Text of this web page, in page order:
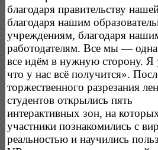
благодаря правительству
благодаря нашим
учреждениям, благодаря
работодателям. Все мы — одна
все идём в нужную сторону. Я
что у нас всё получится».
торжественного разрезания
студентов открылись пять
интерактивных зон, на
участники познакомились с
реальностью и научились